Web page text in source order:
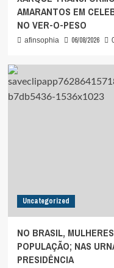
AMARANTOS EM
NO VER-O-PESO
afinsophia 06/08/2026
Uncategorized
NO BRASIL,
POPULAÇÃO; NAS
PRESIDÊNCIA